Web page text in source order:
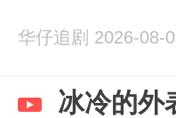
华仔追剧 2026-08-
冰冷的外